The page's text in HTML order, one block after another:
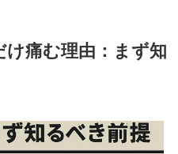
痛む理由：まず知